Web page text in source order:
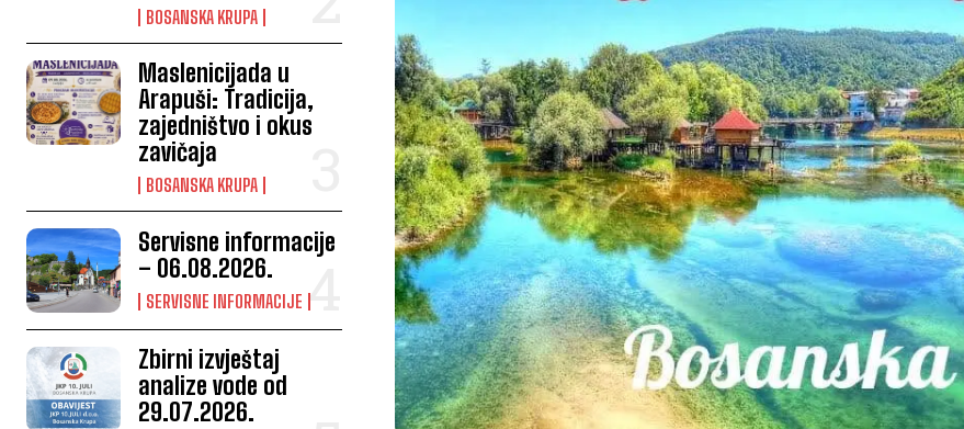
BOSANSKA KRUPA
Maslenicijada u
Arapuši: Tradicija,
zajedništvo i okus
zavičaja
BOSANSKA KRUPA
Servisne informacije
– 06.08.2026.
SERVISNE INFORMACIJE
Zbirni izvještaj
analize vode od
29.07.2026.